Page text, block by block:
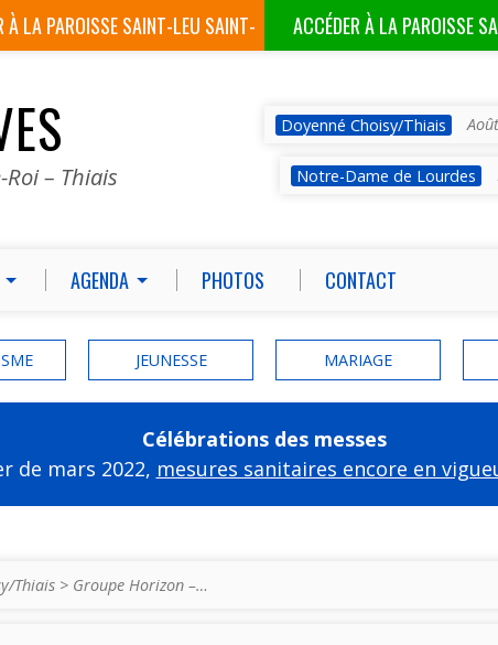
À LAPAROISSE SAINT-LEU SAINT-
ACCÉDER À LAPAROISSE
– Thiais
Doyenné Choisy/Thiais
Notre-Dame de Lourdes
AGENDA PHOTOS CONTACT
JEUNESSE MARIAGE
Célébrations des messes
de mars 2022, mesures sanitaires encore en
Thiais > Groupe Horizon –…